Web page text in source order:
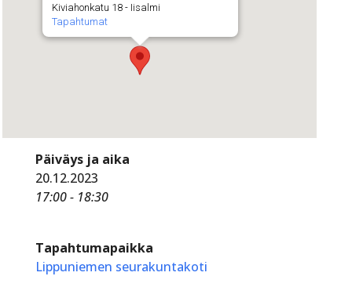
Kiviahonkatu 18 - Iisalmi
Tapahtumat
Päiväys ja aika
20.12.2023
17:00 - 18:30
Tapahtumapaikka
Lippuniemen seurakuntakoti